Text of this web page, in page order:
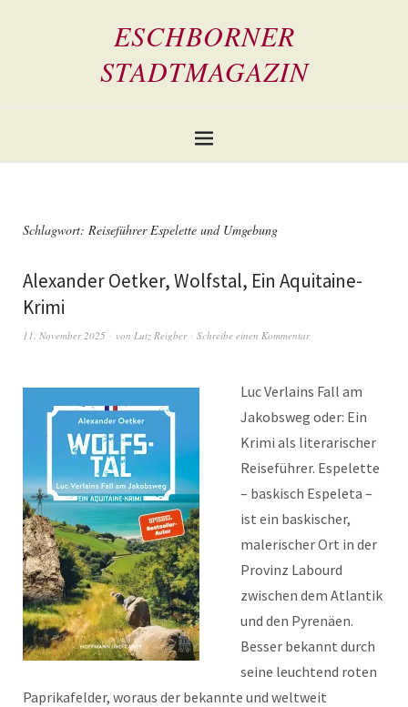
ESCHBORNER
STADTMAGAZIN
Schlagwort: Reiseführer Espelette und Umgebung
Alexander Oetker, Wolfstal, Ein Aquitaine-
Krimi
11. November 2025 von Lutz Reigber Schreibe einen Kommentar
Luc Verlains Fall am
Jakobsweg oder: Ein
Krimi als literarischer
Reiseführer. Espelette
– baskisch Espeleta –
ist ein baskischer,
malerischer Ort in der
Provinz Labourd
zwischen dem Atlantik
und den Pyrenäen.
Besser bekannt durch
seine leuchtend roten
Paprikafelder, woraus der bekannte und weltweit